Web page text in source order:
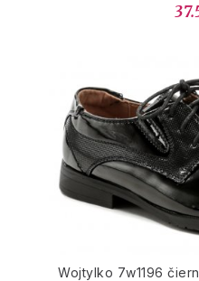
Wojtylko 7w1196